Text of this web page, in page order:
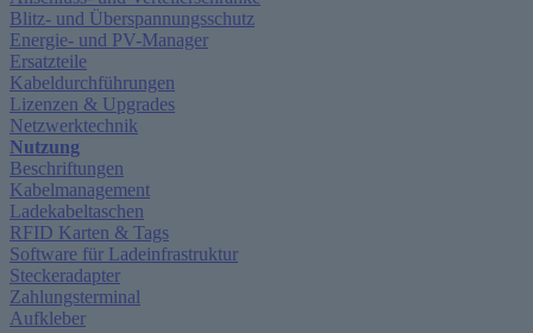
Blitz- und Überspannungsschutz
Energie- und PV-Manager
Ersatzteile
Kabeldurchführungen
Lizenzen & Upgrades
Netzwerktechnik
Nutzung
Beschriftungen
Kabelmanagement
Ladekabeltaschen
RFID Karten & Tags
Software für Ladeinfrastruktur
Steckeradapter
Zahlungsterminal
Aufkleber